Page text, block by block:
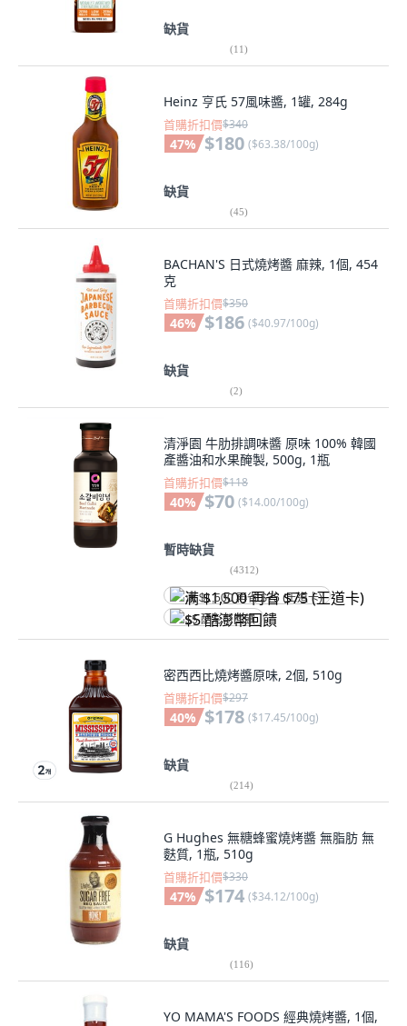
缺貨
(11)
Heinz 亨氏 57風味醬, 1罐, 284g
首購折扣價$340
47% $180 ($63.38/100g)
缺貨
(45)
BACHAN'S 日式燒烤醬 麻辣, 1個, 454
克
首購折扣價$350
46% $186 ($40.97/100g)
缺貨
(2)
清淨園 牛肋排調味醬 原味 100% 韓國
產醬油和水果醃製, 500g, 1瓶
首購折扣價$118
40% $70 ($14.00/100g)
暫時缺貨
(4312)
满 $1,500 再省 $75 (王道卡)
$5 酷澎幣回饋
密西西比燒烤醬原味, 2個, 510g
首購折扣價$297
40% $178 ($17.45/100g)
缺貨
(214)
G Hughes 無糖蜂蜜燒烤醬 無脂肪 無
麩質, 1瓶, 510g
首購折扣價$330
47% $174 ($34.12/100g)
缺貨
(116)
YO MAMA'S FOODS 經典燒烤醬, 1個,